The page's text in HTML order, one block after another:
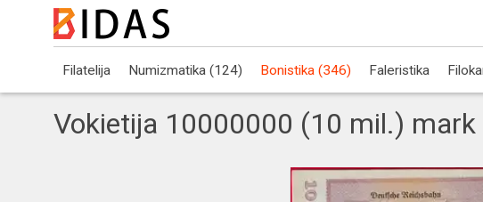
Filatelija Numizmatika (124) Bonistika (346) Faleristika
Vokietija 10000000 (10 mil.) mark